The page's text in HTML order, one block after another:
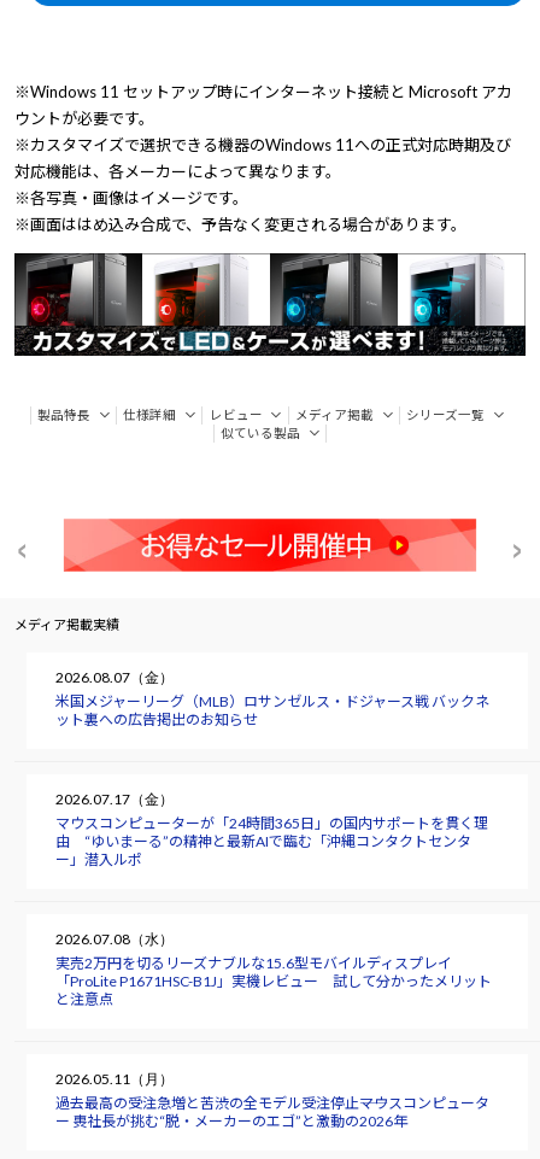
※Windows 11 セットアップ時にインターネット接続と Microsoft アカ
ウントが必要です。
※カスタマイズで選択できる機器のWindows 11への正式対応時期及び
対応機能は、各メーカーによって異なります。
※各写真・画像はイメージです。
※画面ははめ込み合成で、予告なく変更される場合があります。
製品特長 仕様詳細 レビュー メディア掲載
シリーズ一覧
似ている製品
メディア掲載実績
2026.08.07（金）
米国メジャーリーグ（MLB）ロサンゼルス・ドジャース戦 バックネ
ット裏への広告掲出のお知らせ
2026.07.17（金）
マウスコンピューターが「24時間365日」の国内サポートを貫く理
由 “ゆいまーる”の精神と最新AIで臨む「沖縄コンタクトセンタ
ー」潜入ルポ
2026.07.08（水）
実売2万円を切るリーズナブルな15.6型モバイルディスプレイ
「ProLite P1671HSC-B1J」実機レビュー 試して分かったメリット
と注意点
2026.05.11（月）
過去最高の受注急増と苦渋の全モデル受注停止――マウスコンピュータ
ー 軣社長が挑む“脱・メーカーのエゴ”と激動の2026年